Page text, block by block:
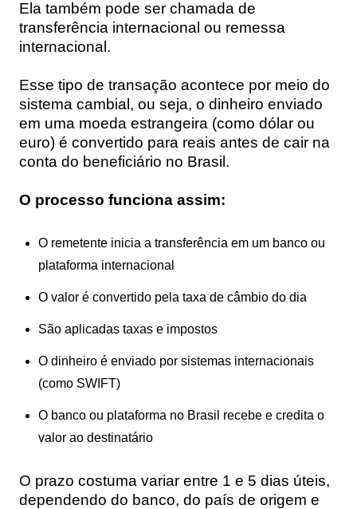
Ela também pode ser chamada de
transferência internacional ou remessa
internacional.
Esse tipo de transação acontece por meio do
sistema cambial, ou seja, o dinheiro enviado
em uma moeda estrangeira (como dólar ou
euro) é convertido para reais antes de cair na
conta do beneficiário no Brasil.
O processo funciona assim:
O remetente inicia a transferência em um banco ou
plataforma internacional
O valor é convertido pela taxa de câmbio do dia
São aplicadas taxas e impostos
O dinheiro é enviado por sistemas internacionais
(como SWIFT)
O banco ou plataforma no Brasil recebe e credita o
valor ao destinatário
O prazo costuma variar entre 1 e 5 dias úteis,
dependendo do banco, do país de origem e